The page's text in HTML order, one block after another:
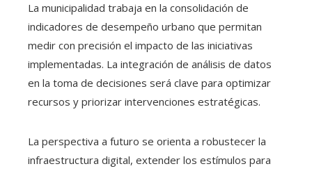
La municipalidad trabaja en la consolidación de
indicadores de desempeño urbano que permitan
medir con precisión el impacto de las iniciativas
implementadas. La integración de análisis de datos
en la toma de decisiones será clave para optimizar
recursos y priorizar intervenciones estratégicas.
La perspectiva a futuro se orienta a robustecer la
infraestructura digital, extender los estímulos para